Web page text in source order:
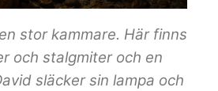
stor kammare. Här finns
och stalgmiter och en
släcker sin lampa och